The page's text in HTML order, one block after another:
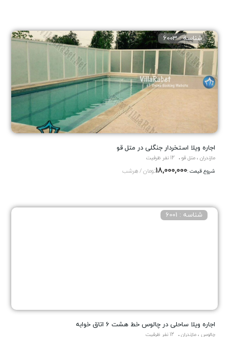
اجاره ویلا استخردار جنگلی در متل قو
شناسه : 6003
مازندران ، متل قو
12 نفر ظرفیت
شروع قیمت :18,000,000تومان / هرشب
اجاره ویلا ساحلی در چالوس خط هشت 6 اتاق خوابه
شناسه : 6001
چالوس ، مازندران
12 نفر ظرفیت